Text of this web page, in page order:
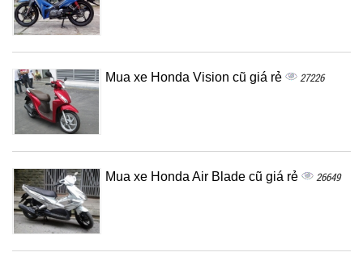
Mua xe Honda Vision cũ giá rẻ 27226
Mua xe Honda Air Blade cũ giá rẻ 26649